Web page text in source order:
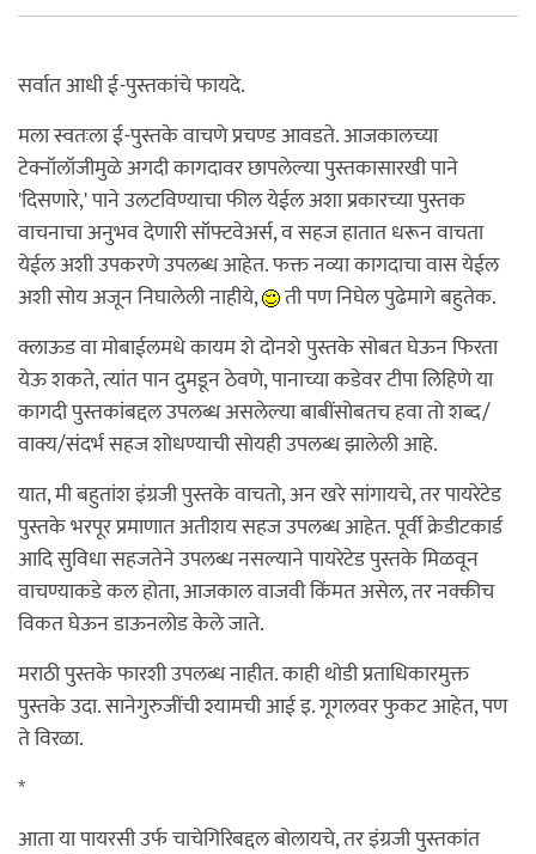
सर्वात आधी ई-पुस्तकांचे फायदे.
मला स्वतःला ई-पुस्तके वाचणे प्रचण्ड आवडते. आजकालच्या
टेक्नॉलॉजीमुळे अगदी कागदावर छापलेल्या पुस्तकासारखी पाने
'दिसणारे,' पाने उलटविण्याचा फील येईल अशा प्रकारच्या पुस्तक
वाचनाचा अनुभव देणारी सॉफ्टवेअर्स, व सहज हातात धरून वाचता
येईल अशी उपकरणे उपलब्ध आहेत. फक्त नव्या कागदाचा वास येईल
अशी सोय अजून निघालेली नाहीये,
ती पण निघेल पुढेमागे बहुतेक.
क्लाऊड वा मोबाईलमधे कायम शे दोनशे पुस्तके सोबत घेऊन फिरता
येऊ शकते, त्यांत पान दुमडून ठेवणे, पानाच्या कडेवर टीपा लिहिणे या
कागदी पुस्तकांबद्दल उपलब्ध असलेल्या बाबींसोबतच हवा तो शब्द/
वाक्य/संदर्भ सहज शोधण्याची सोयही उपलब्ध झालेली आहे.
यात, मी बहुतांश इंग्रजी पुस्तके वाचतो, अन खरे सांगायचे, तर पायरेटेड
पुस्तके भरपूर प्रमाणात अतीशय सहज उपलब्ध आहेत. पूर्वी क्रेडीटकार्ड
आदि सुविधा सहजतेने उपलब्ध नसल्याने पायरेटेड पुस्तके मिळवून
वाचण्याकडे कल होता, आजकाल वाजवी किंमत असेल, तर नक्कीच
विकत घेऊन डाऊनलोड केले जाते.
मराठी पुस्तके फारशी उपलब्ध नाहीत. काही थोडी प्रताधिकारमुक्त
पुस्तके उदा. सानेगुरुजींची श्यामची आई इ. गूगलवर फुकट आहेत, पण
ते विरळा.
*
आता या पायरसी उर्फ चाचेगिरिबद्दल बोलायचे, तर इंग्रजी पुस्तकांत